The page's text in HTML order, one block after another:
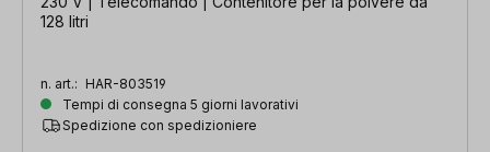
128 litri
n. art.: HAR-803519
Tempi di consegna 5 giorni lavorativi
Spedizione con spedizioniere